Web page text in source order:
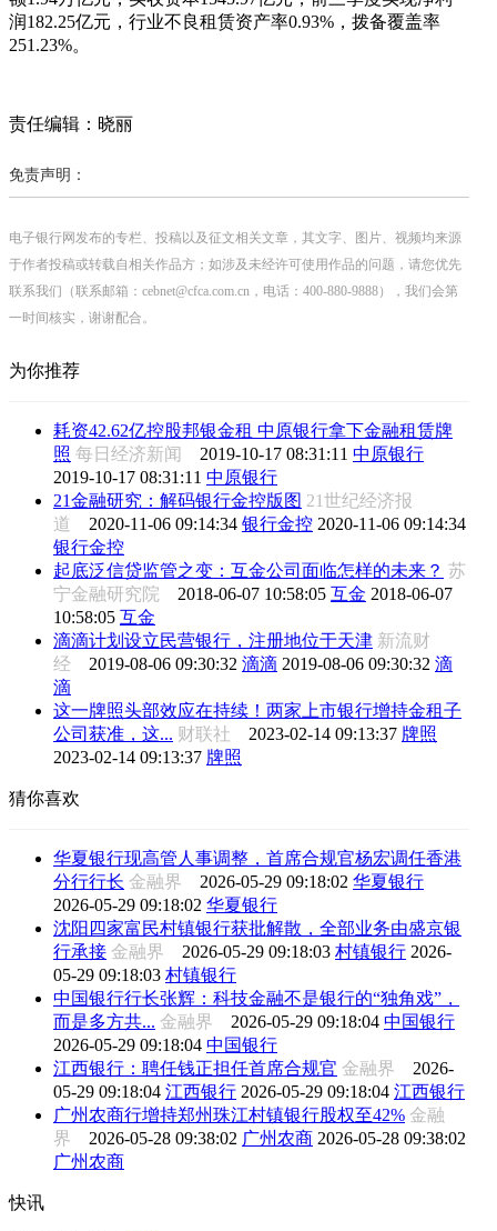
润182.25亿元，行业不良租赁资产率0.93%，拨备覆盖率
251.23%。
责任编辑：晓丽
免责声明：
电子银行网发布的专栏、投稿以及征文相关文章，其文字、图片、视频均来源
于作者投稿或转载自相关作品方；如涉及未经许可使用作品的问题，请您优先
联系我们（联系邮箱：cebnet@cfca.com.cn，电话：400-880-9888），我们会第
一时间核实，谢谢配合。
为你推荐
耗资42.62亿控股邦银金租 中原银行拿下金融租赁牌
照 每日经济新闻 2019-10-17 08:31:11 中原银行
2019-10-17 08:31:11 中原银行
21金融研究：解码银行金控版图 21世纪经济报
道 2020-11-06 09:14:34 银行金控 2020-11-06 09:14:34
银行金控
起底泛信贷监管之变：互金公司面临怎样的未来？ 苏
宁金融研究院 2018-06-07 10:58:05 互金 2018-06-07
10:58:05 互金
滴滴计划设立民营银行，注册地位于天津 新流财
经 2019-08-06 09:30:32 滴滴 2019-08-06 09:30:32 滴
滴
这一牌照头部效应在持续！两家上市银行增持金租子
公司获准，这... 财联社 2023-02-14 09:13:37 牌照
2023-02-14 09:13:37 牌照
猜你喜欢
华夏银行现高管人事调整，首席合规官杨宏调任香港
分行行长 金融界 2026-05-29 09:18:02 华夏银行
2026-05-29 09:18:02 华夏银行
沈阳四家富民村镇银行获批解散，全部业务由盛京银
行承接 金融界 2026-05-29 09:18:03 村镇银行 2026-
05-29 09:18:03 村镇银行
中国银行行长张辉：科技金融不是银行的“独角戏”，
而是多方共... 金融界 2026-05-29 09:18:04 中国银行
2026-05-29 09:18:04 中国银行
江西银行：聘任钱正担任首席合规官 金融界 2026-
05-29 09:18:04 江西银行 2026-05-29 09:18:04 江西银行
广州农商行增持郑州珠江村镇银行股权至42% 金融
界 2026-05-28 09:38:02 广州农商 2026-05-28 09:38:02
广州农商
快讯